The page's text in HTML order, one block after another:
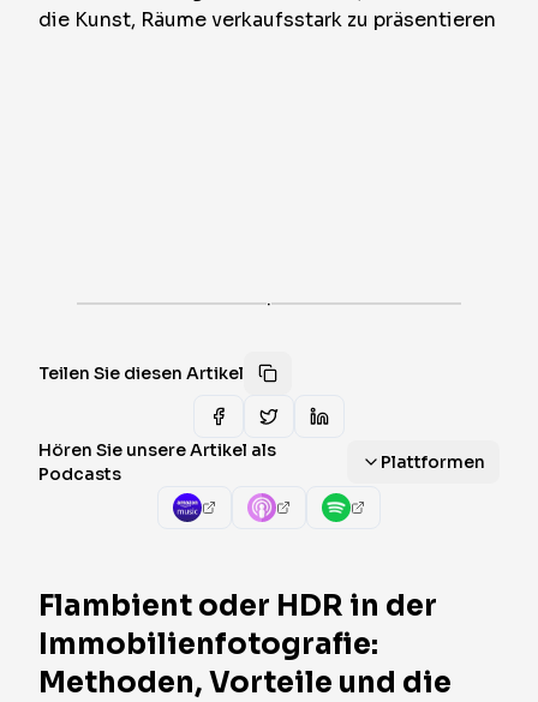
·
Teilen Sie diesen Artikel
Hören Sie unsere Artikel als
Podcasts
Plattformen
Flambient oder HDR in der
Immobilienfotografie:
Methoden, Vorteile und die